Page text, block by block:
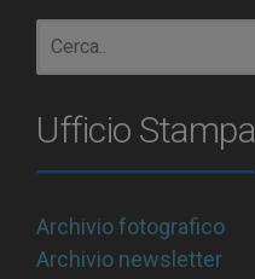
Ufficio Stampa
Archivio fotografico
Archivio newsletter